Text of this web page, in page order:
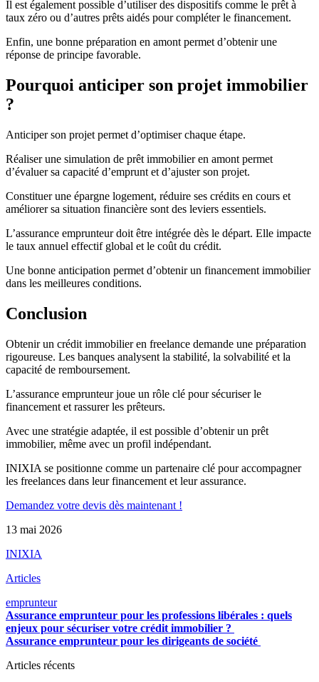
Il est également possible d’utiliser des dispositifs comme le prêt à
taux zéro ou d’autres prêts aidés pour compléter le financement.
Enfin, une bonne préparation en amont permet d’obtenir une
réponse de principe favorable.
Pourquoi anticiper son projet immobilier
?
Anticiper son projet permet d’optimiser chaque étape.
Réaliser une simulation de prêt immobilier en amont permet
d’évaluer sa capacité d’emprunt et d’ajuster son projet.
Constituer une épargne logement, réduire ses crédits en cours et
améliorer sa situation financière sont des leviers essentiels.
L’assurance emprunteur doit être intégrée dès le départ. Elle impacte
le taux annuel effectif global et le coût du crédit.
Une bonne anticipation permet d’obtenir un financement immobilier
dans les meilleures conditions.
Conclusion
Obtenir un crédit immobilier en freelance demande une préparation
rigoureuse. Les banques analysent la stabilité, la solvabilité et la
capacité de remboursement.
L’assurance emprunteur joue un rôle clé pour sécuriser le
financement et rassurer les prêteurs.
Avec une stratégie adaptée, il est possible d’obtenir un prêt
immobilier, même avec un profil indépendant.
INIXIA se positionne comme un partenaire clé pour accompagner
les freelances dans leur financement et leur assurance.
Demandez votre devis dès maintenant !
13 mai 2026
INIXIA
Articles
emprunteur
Assurance emprunteur pour les professions libérales : quels
enjeux pour sécuriser votre crédit immobilier ?
Assurance emprunteur pour les dirigeants de société
Articles récents